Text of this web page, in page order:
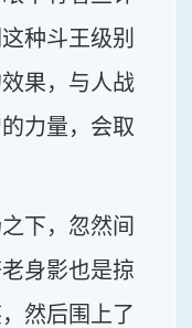
种斗王级别
果，与人战
力量，会取
下，忽然间
身影也是掠
然后围上了